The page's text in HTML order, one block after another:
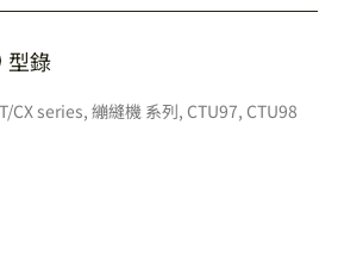
型錄
CX series, 繃縫機 系列, CTU97, CTU98